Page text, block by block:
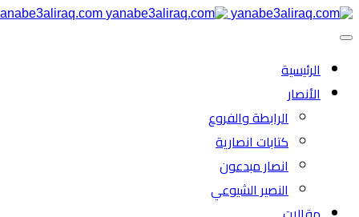
الرئیسية
الأنصار
الرابطة والفروع
كتابات انصارية
انصار مبدعون
النصیر الشیوعي